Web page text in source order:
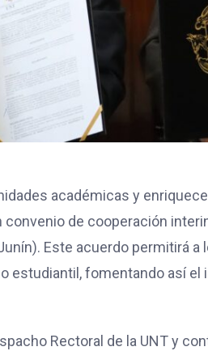
académicas y
de cooperación
Este acuerdo permitirá
estudiantil, fomentando así
Rectoral de la UNT y